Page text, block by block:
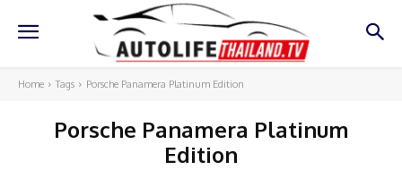
Home Tags Porsche Panamera Platinum Edition
Porsche Panamera Platinum
Edition